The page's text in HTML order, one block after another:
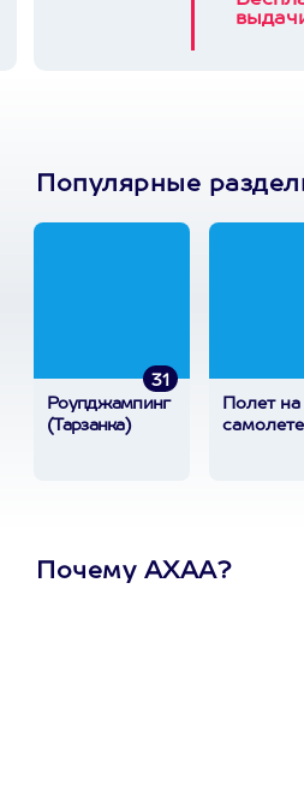
Популярные
31
Роупджампинг
(Тарзанка)
Полет на
самолете
Почему АХАА?